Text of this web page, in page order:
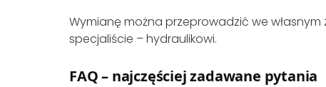
Wymianę można przeprowadzić we
specjaliście – hydraulikowi.
FAQ – najczęściej zadawane pytania